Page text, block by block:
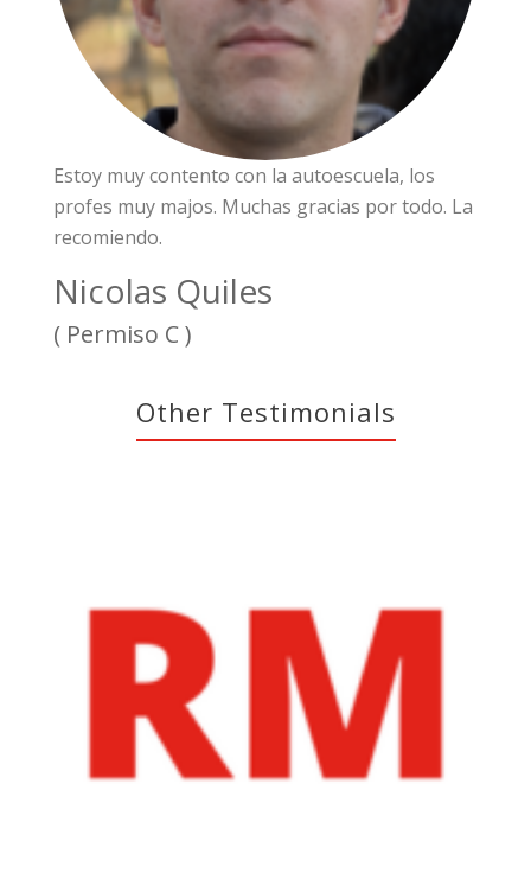
Estoy muy contento con la autoescuela, los
profes muy majos. Muchas gracias por todo. La
recomiendo.
Nicolas Quiles
( Permiso C )
Other Testimonials